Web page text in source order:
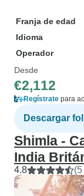
Franja de edad
Idioma
Operador
Desde
€2,112
Regístrate para
Descargar
Shimla -
India
4.8